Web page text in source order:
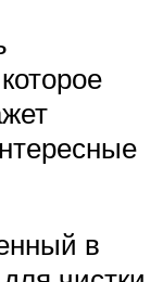
в